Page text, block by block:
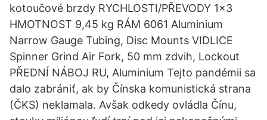
kotoučové brzdy RYCHLOSTI/PŘEVODY 1x3
HMOTNOST 9,45 kg RÁM 6061 Aluminium
Narrow Gauge Tubing, Disc Mounts VIDLICE
Spinner Grind Air Fork, 50 mm zdvih, Lockout
PŘEDNÍ NÁBOJ RU, Aluminium Tejto pandémii sa
dalo zabrániť, ak by Čínska komunistická strana
(ČKS) neklamala. Avšak odkedy ovládla Čínu,